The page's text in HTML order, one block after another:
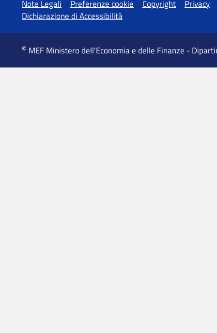
Altre informazioni
Note Legali Preferenze cookie Copyright
Privacy
Dichiarazione di Accessibilità
© MEF Ministero dell'Economia e delle Finanze -